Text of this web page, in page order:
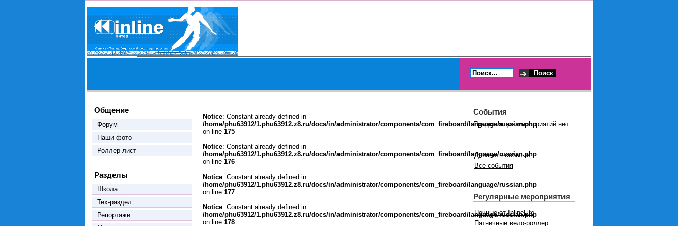
Общение
Форум
Наши фото
Роллер лист
Разделы
Школа
Тех-раздел
Репортажи
Notice: Constant already defined in
/home/phu63912/1.phu63912.z8.ru/docs/in/administrator/components/com_fireboard/language/russian.php
on line 175
Notice: Constant already defined in
/home/phu63912/1.phu63912.z8.ru/docs/in/administrator/components/com_fireboard/language/russian.php
on line 176
Notice: Constant already defined in
/home/phu63912/1.phu63912.z8.ru/docs/in/administrator/components/com_fireboard/language/russian.php
on line 177
Notice: Constant already defined in
/home/phu63912/1.phu63912.z8.ru/docs/in/administrator/components/com_fireboard/language/russian.php
on line 178
События
Предстоящих мероприятий нет.
Добавить событие
Все события
Регулярные мероприятия
Ночные от InlineLife
Пятничные вело-роллер